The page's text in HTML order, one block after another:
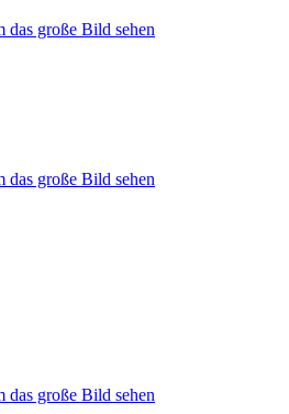
große Bild sehen
große Bild sehen
große Bild sehen